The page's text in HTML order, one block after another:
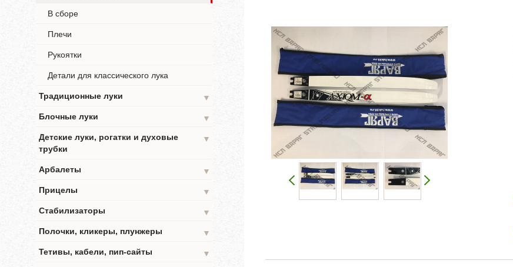
В сборе
Плечи
Рукоятки
Детали для классического лука
Традиционные луки
▼
Блочные луки
▼
Детские луки, рогатки и духовые
трубки
▼
Арбалеты
▼
Прицелы
▼
Стабилизаторы
▼
Полочки, кликеры, плунжеры
▼
Тетивы, кабели, пип-сайты
▼